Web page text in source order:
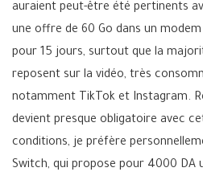
auraient peut-être été pertinents
une offre de 60 Go dans un
pour 15 jours, surtout que la
reposent sur la vidéo, très
notamment TikTok et Instagram.
devient presque obligatoire avec
conditions, je préfère
Switch, qui propose pour 4000 DA